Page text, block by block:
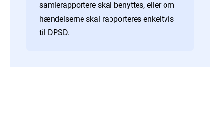
samlerapportere skal benyttes, eller om
hændelserne skal rapporteres enkeltvis
til DPSD.